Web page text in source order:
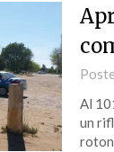
Al
un